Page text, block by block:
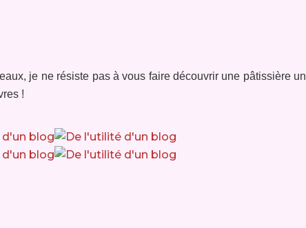
je ne résiste pas à vous faire découvrir une pâtissière un
!